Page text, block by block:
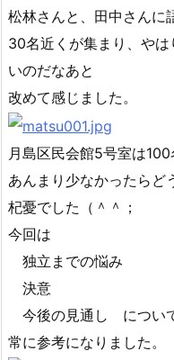
松林さんと、田中さんに
30名近くが集まり、や
いのだなあと
改めて感じました。
月島区民会館5号室は100
あんまり少なかったらど
杞憂でした（＾＾；
今回は
独立までの悩み
決意
今後の見通し につい
常に参考になりました。